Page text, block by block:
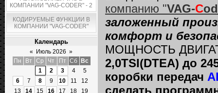
КОМПАНИИ "VAG-CODER" - 2
КОДИРУЕМЫЕ ФУНКЦИИ В
КОМПАНИИ "VAG-CODER"
Календарь
« Июль 2026 »
Пн
Вт Ср Чт Пт Сб
Вс
1
2 3 4
5
6
7 8 9 10 11
12
13
14 15 16 17 18
19
компанию "VAG-C
заложенный
комфорт и
МОЩНОСТЬ
2,0TSI(DTEA) до
коробки передач
сделать